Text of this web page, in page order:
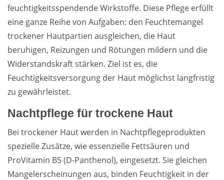
feuchtigkeitsspendende Wirkstoffe. Diese Pflege erfüllt
eine ganze Reihe von Aufgaben: den Feuchtemangel
trockener Hautpartien ausgleichen, die Haut
beruhigen, Reizungen und Rötungen mildern und die
Widerstandskraft stärken. Ziel ist es, die
Feuchtigkeitsversorgung der Haut möglichst langfristig
zu gewährleistet.
Nachtpflege für trockene Haut
Bei trockener Haut werden in Nachtpflegeprodukten
spezielle Zusätze, wie essenzielle Fettsäuren und
ProVitamin B5 (D-Panthenol), eingesetzt. Sie gleichen
Mangelerscheinungen aus, binden Feuchtigkeit in der